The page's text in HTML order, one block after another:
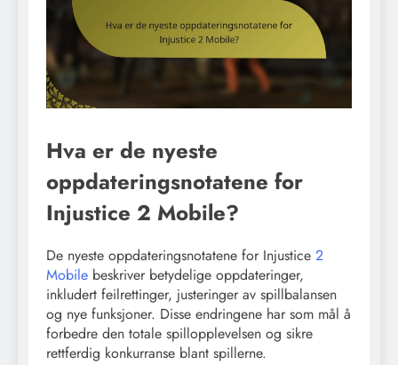
Hva er de nyeste
oppdateringsnotatene for
Injustice 2 Mobile?
De nyeste oppdateringsnotatene for Injustice 2
Mobile beskriver betydelige oppdateringer,
inkludert feilrettinger, justeringer av spillbalansen
og nye funksjoner. Disse endringene har som mål å
forbedre den totale spillopplevelsen og sikre
rettferdig konkurranse blant spillerne.